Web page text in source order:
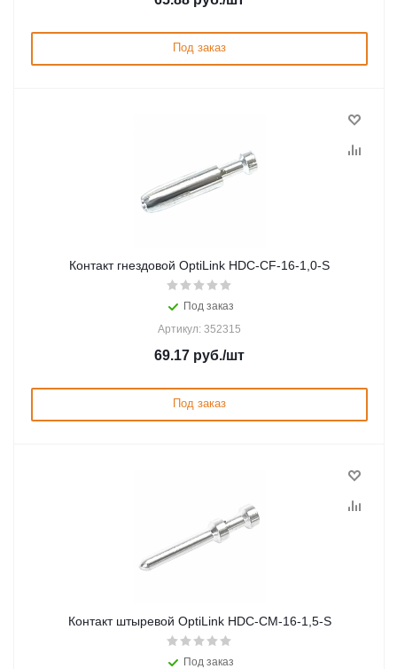
Под заказ
Контакт гнездовой OptiLink HDC-CF-16-1,0-S
Под заказ
Артикул: 352315
69.17 руб./шт
Под заказ
Контакт штыревой OptiLink HDC-CM-16-1,5-S
Под заказ